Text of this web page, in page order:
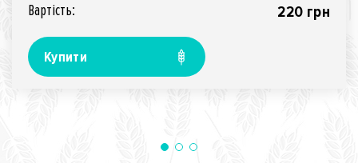
Вартiсть: 220 грн
Купити